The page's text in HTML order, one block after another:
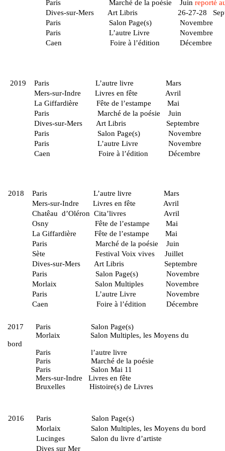
2018 Paris L’autre
Mers-sur-Indre Livres en
Chatêau d’Oléron Cita’livres Avril
Osny Fête de l’estampe Mai
La Giffardière Fête de l’estampe Mai
Paris Marché de la poésie Juin
Sète Festival Voix vives Juillet
Dives-sur-Mers Art Libris Septembre
Paris Salon Page(s)
Morlaix Salon Multiples Novembre
Paris L’autre Livre Novembre
Caen Foire à l’édition Décembre
2017 Paris Salon
Morlaix Salon Multiples, les Moyens du
bord
Paris l’autre
Paris Marché de la poésie
Paris Salon Mai 11
Mers-sur-Indre Livres en
Bruxelles Histoire(s) de Livres
2016 Paris Salon
Morlaix Salon Multiples, les Moyens du
Lucinges Salon du livre
Dives sur Mer
2019 Paris L’autre
Mers-sur-Indre Livres en
La Giffardière Fête de l’estampe Mai
Paris Marché de la poésie Juin
Dives-sur-Mers Art Libris Septembre
Paris Salon Page(s)
Paris L’autre Livre Novembre
Caen Foire à l’édition Décembre
Paris Marché de la poésie Juin reporté
Dives-sur-Mers Art Libris 26-27-28
Paris Salon Page(s)
Paris L’autre Livre Novembre
Caen Foire à l’édition Décembre